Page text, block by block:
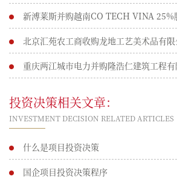
新溥莱斯并购越南CO TECH VINA 25%
北京汇苑农工商收购龙地工艺美术品有限
重庆两江城市电力并购隆浩仁建筑工程
投资决策相关文章：
INVESTMENT DECISION RELATED ARTICLES
什么是项目投资决策
国企项目投资决策程序